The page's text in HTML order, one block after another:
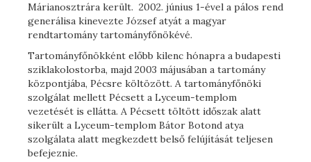
Márianosztrára került. 2002. június 1-ével a pálos rend
generálisa kinevezte József atyát a magyar
rendtartomány tartományfőnökévé.
Tartományfőnökként előbb kilenc hónapra a budapesti
sziklakolostorba, majd 2003 májusában a tartomány
központjába, Pécsre költözött. A tartományfőnöki
szolgálat mellett Pécsett a Lyceum-templom
vezetését is ellátta. A Pécsett töltött időszak alatt
sikerült a Lyceum-templom Bátor Botond atya
szolgálata alatt megkezdett belső felújítását teljesen
befejeznie.